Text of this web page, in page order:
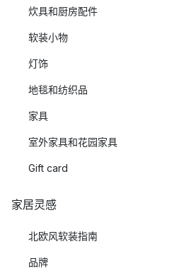
炊具和厨房配件
软装小物
灯饰
地毯和纺织品
家具
室外家具和花园家具
Gift card
家居灵感
北欧风软装指南
品牌